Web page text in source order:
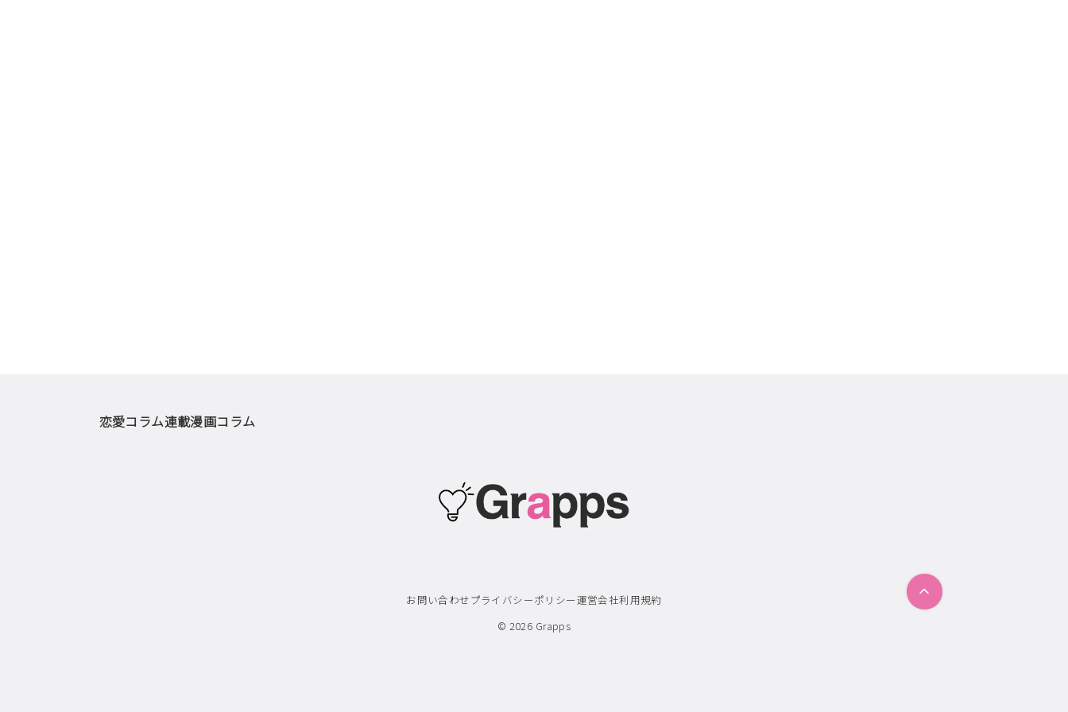
恋愛コラム連載漫画コラム
お問い合わせプライバシーポリシー運営会社利用規約
© 2026 Grapps